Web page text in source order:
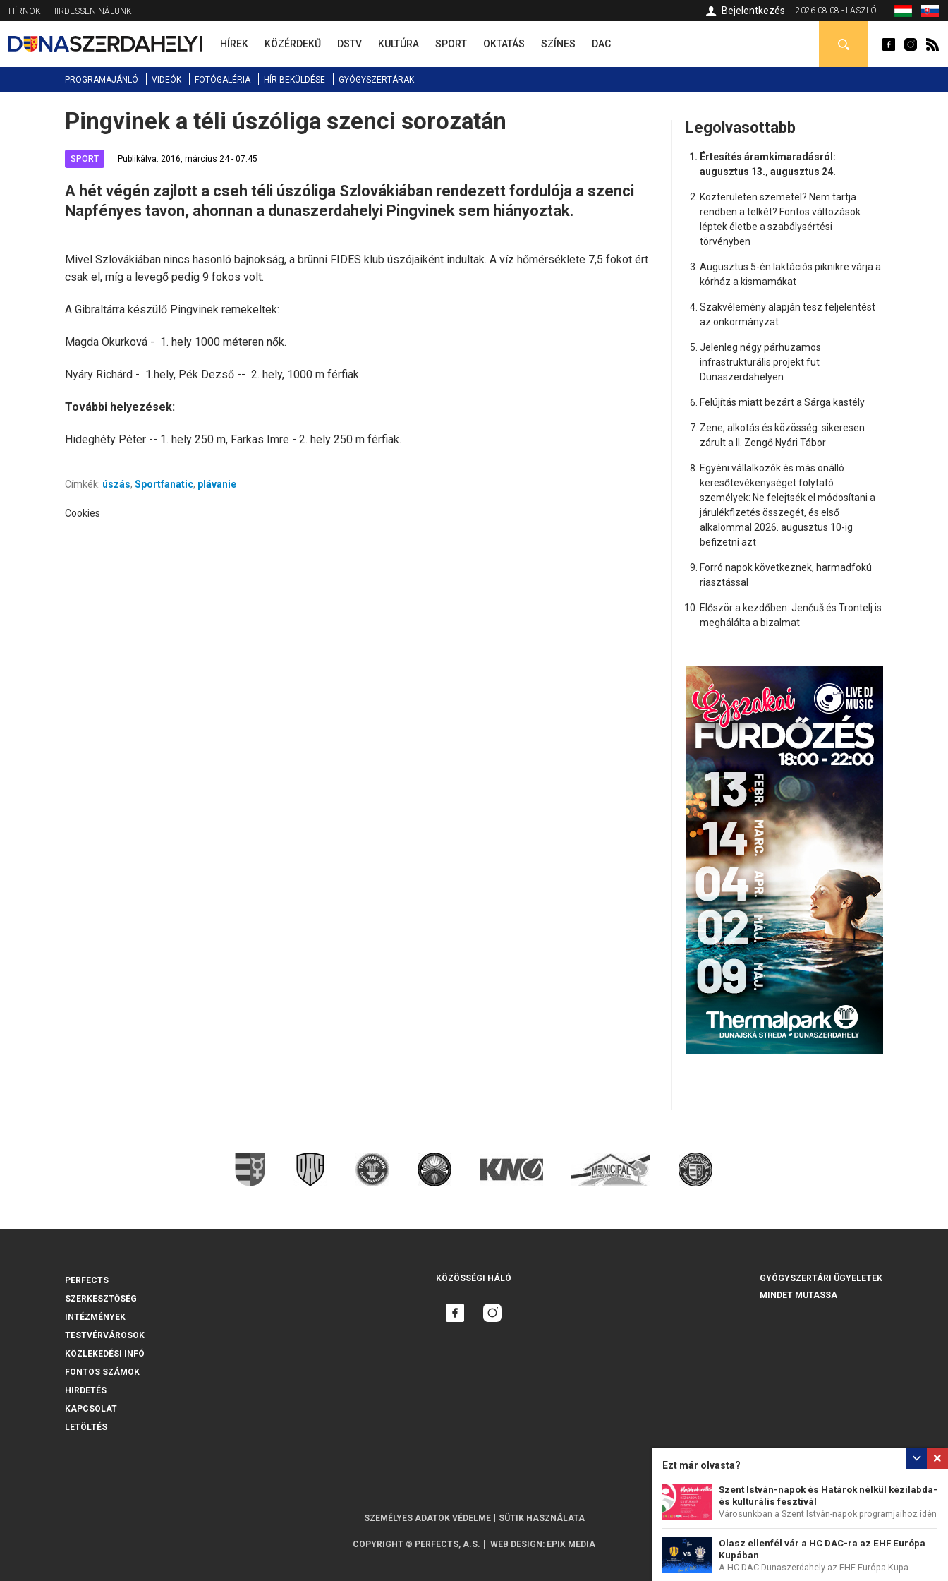
Jump
to
navigation
HÍRNÖK HIRDESSEN NÁLUNK 2026.08.08 - LÁSZLÓ
Bejelentkezés
HÍREK KÖZÉRDEKŰ DSTV KULTÚRA SPORT OKTATÁS SZÍNES DAC
PROGRAMAJÁNLÓ VIDEÓK FOTÓGALÉRIA HÍR BEKÜLDÉSE GYÓGYSZERTÁRAK
Back
to
Pingvinek a téli úszóliga szenci sorozatán
SPORT Publikálva: 2016, március 24 - 07:45
A hét végén zajlott a cseh téli úszóliga Szlovákiában rendezett fordulója a szenci
Napfényes tavon, ahonnan a dunaszerdahelyi Pingvinek sem hiányoztak.
Mivel Szlovákiában nincs hasonló bajnokság, a brünni FIDES klub úszójaiként indultak. A víz hőmérséklete 7,5 fokot ért
csak el, míg a levegő pedig 9 fokos volt.
A Gibraltárra készülő Pingvinek remekeltek:
Magda Okurková - 1. hely 1000 méteren nők.
Nyáry Richárd - 1.hely, Pék Dezső -- 2. hely, 1000 m férfiak.
További helyezések:
Hideghéty Péter -- 1. hely 250 m, Farkas Imre - 2. hely 250 m férfiak.
Ezt már olvasta?
Szent István-napok és Határok nélkül kézilabda-
és kulturális fesztivál
Városunkban a Szent István-napok programjaihoz idén
a...
Olasz ellenfél vár a HC DAC-ra az EHF Európa
Kupában
A HC DAC Dunaszerdahely az EHF Európa Kupa
Címkék: úszás, Sportfanatic, plávanie
Cookies
Legolvasottabb
Értesítés áramkimaradásról:
augusztus 13., augusztus 24.
Közterületen szemetel? Nem tartja
rendben a telkét? Fontos változások
léptek életbe a szabálysértési
törvényben
Augusztus 5-én laktációs piknikre várja a
kórház a kismamákat
Szakvélemény alapján tesz feljelentést
az önkormányzat
Jelenleg négy párhuzamos
infrastrukturális projekt fut
Dunaszerdahelyen
Felújítás miatt bezárt a Sárga kastély
Zene, alkotás és közösség: sikeresen
zárult a II. Zengő Nyári Tábor
Egyéni vállalkozók és más önálló
keresőtevékenységet folytató
személyek: Ne felejtsék el módosítani a
járulékfizetés összegét, és első
alkalommal 2026. augusztus 10-ig
befizetni azt
Forró napok következnek, harmadfokú
riasztással
Először a kezdőben: Jenčuš és Trontelj is
meghálálta a bizalmat
PERFECTS
SZERKESZTŐSÉG
INTÉZMÉNYEK
TESTVÉRVÁROSOK
KÖZLEKEDÉSI INFÓ
FONTOS SZÁMOK
HIRDETÉS
KAPCSOLAT
LETÖLTÉS
KÖZÖSSÉGI HÁLÓ
GYÓGYSZERTÁRI ÜGYELETEK
MINDET MUTASSA
SZEMÉLYES ADATOK VÉDELME SÜTIK HASZNÁLATA
COPYRIGHT © PERFECTS, A.S. WEB DESIGN : EPIX MEDIA